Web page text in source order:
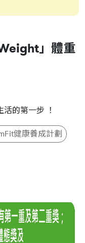
」體重
的第一步 ！
健康養成計劃